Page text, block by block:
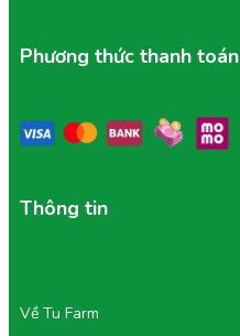
Phương thức thanh toán
Thông tin
Về Tu Farm